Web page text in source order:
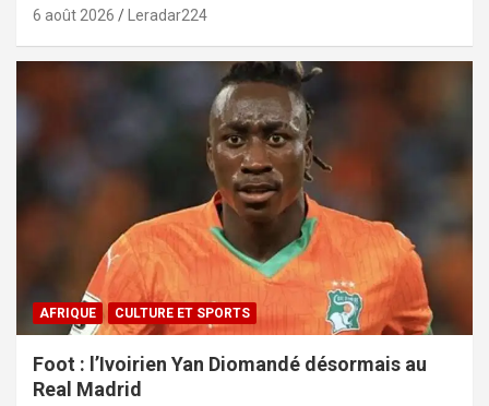
6 août 2026 Leradar224
AFRIQUE CULTURE ET SPORTS
Foot : l’Ivoirien Yan Diomandé désormais au
Real Madrid